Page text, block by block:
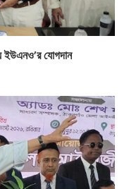
ইউএনও’র যোগদান